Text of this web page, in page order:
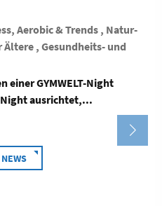
Aerobic & Trends , Natur-
, Gesundheits- und
einer GYMWELT-Night
Night ausrichtet,...